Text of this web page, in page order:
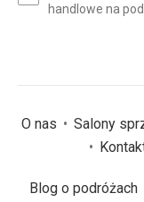
(wymagane)
handlowe na
O nas Salony
Blog o podróżach